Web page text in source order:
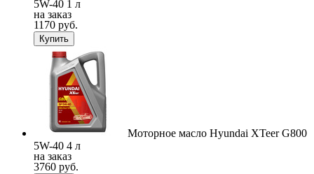
5W-40 1 л
на заказ
1170 руб.
Купить
Моторное масло Hyundai XTeer G800
5W-40 4 л
на заказ
3760 руб.